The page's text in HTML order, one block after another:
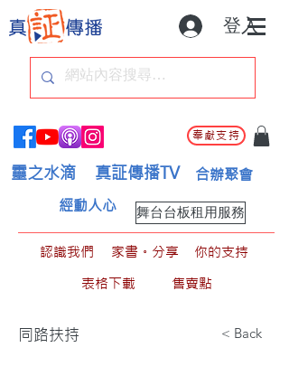
登入
奉獻支持
靈之水滴 真証傳播TV 合辦聚會
舞台台板租用服務
經動人心
認識我們 家書。分享
你的支持
表格下載
售賣點
同路扶持 < Back